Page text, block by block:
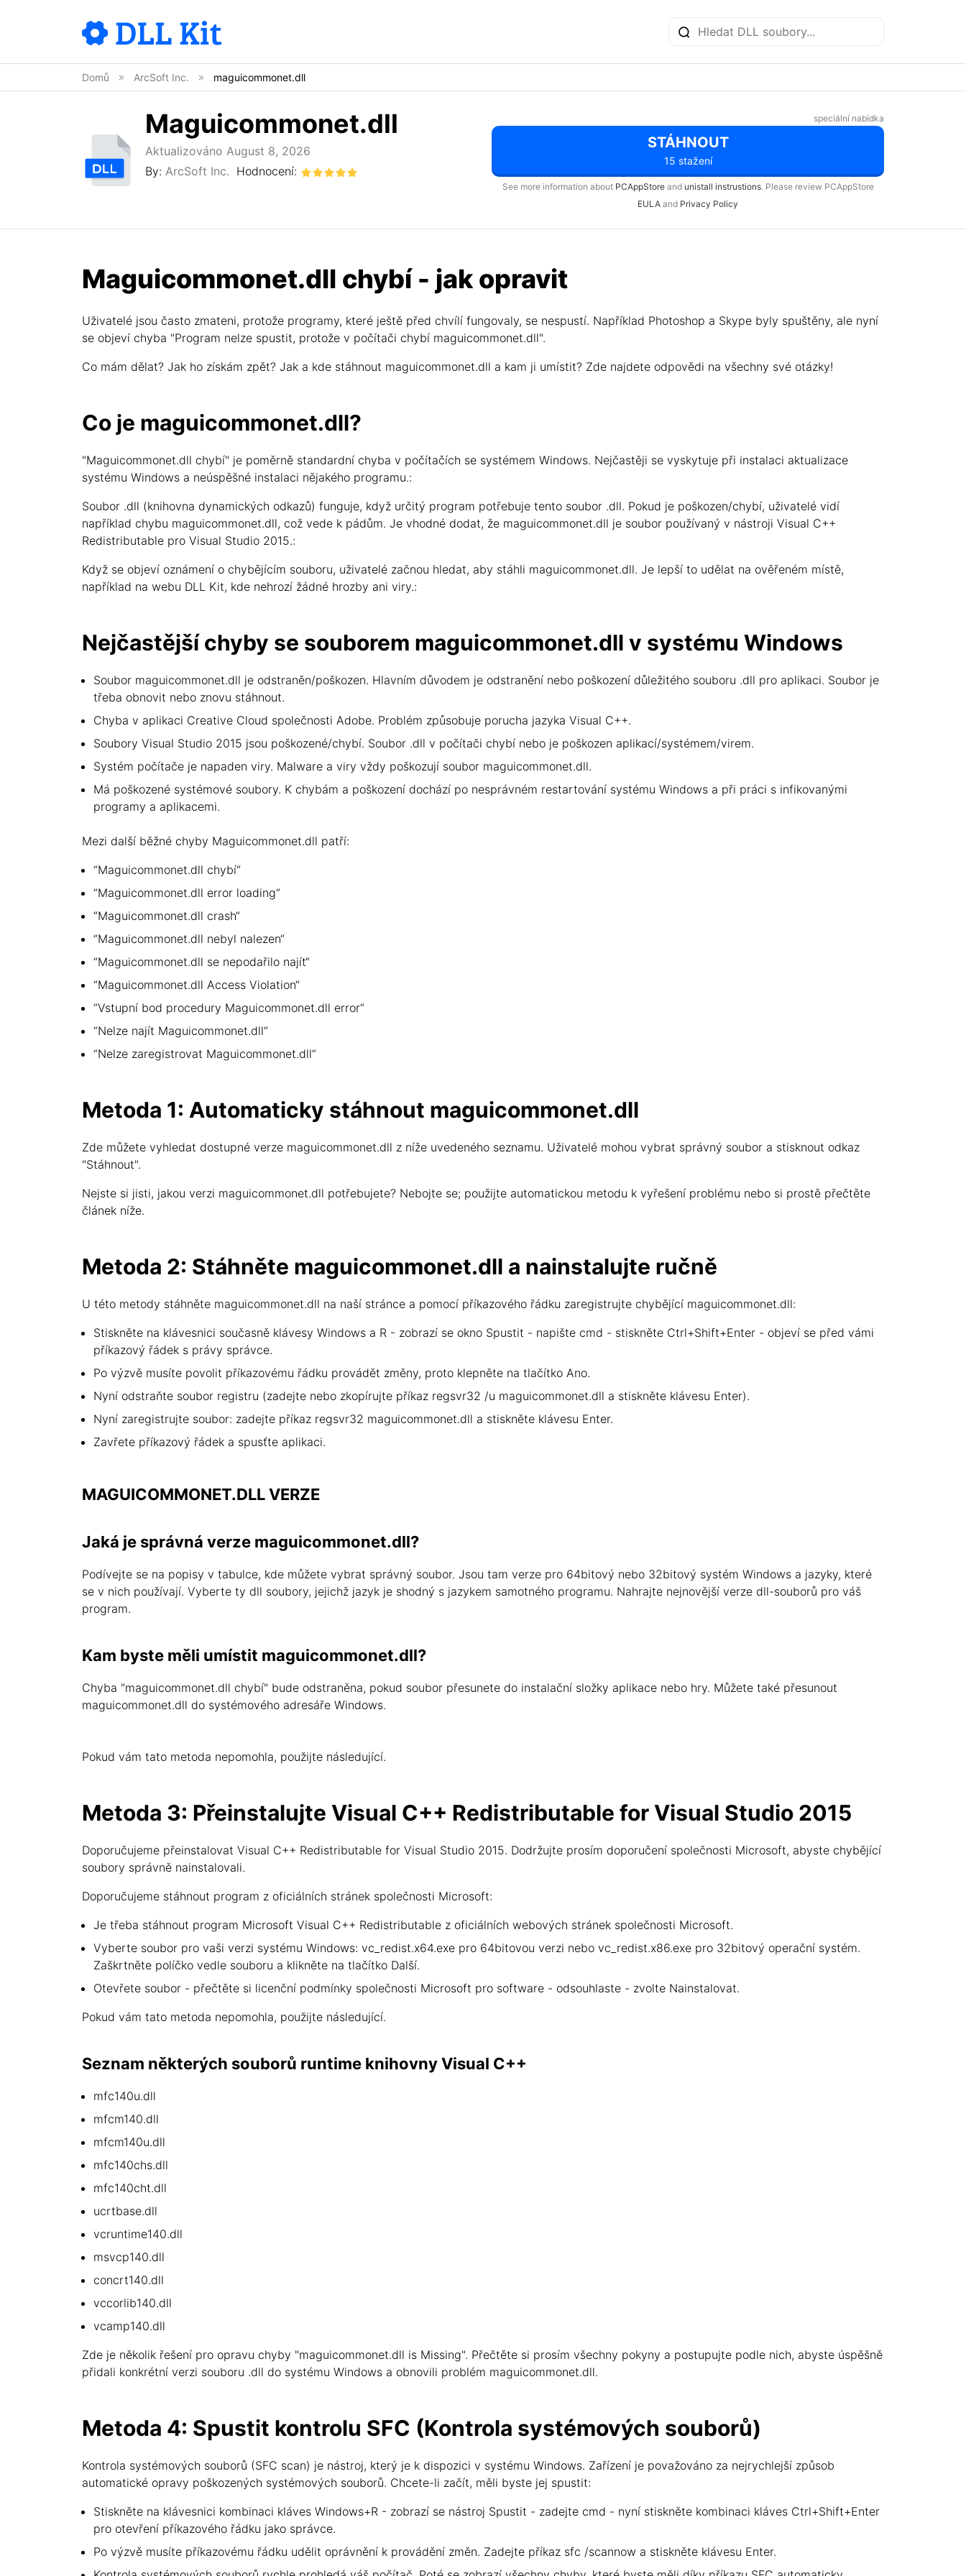
Domů ArcSoft Inc. maguicommonet.dll
Maguicommonet.dll
Aktualizováno August 8, 2026
By: ArcSoft Inc. Hodnocení:
speciální nabídka
STÁHNOUT
15 stažení
See more information about PCAppStoreand unistall instrustions. Please review PCAppStore
EULA and Privacy Policy
Maguicommonet.dll chybí - jak opravit
Uživatelé jsou často zmateni, protože programy, které ještě před chvílí fungovaly, se nespustí. Například Photoshop a Skype byly spuštěny, ale nyní
se objeví chyba "Program nelze spustit, protože v počítači chybí maguicommonet.dll".
Co mám dělat? Jak ho získám zpět? Jak a kde stáhnout maguicommonet.dll a kam ji umístit? Zde najdete odpovědi na všechny své otázky!
Co je maguicommonet.dll?
"Maguicommonet.dll chybí" je poměrně standardní chyba v počítačích se systémem Windows. Nejčastěji se vyskytuje při instalaci aktualizace
systému Windows a neúspěšné instalaci nějakého programu.:
Soubor .dll (knihovna dynamických odkazů) funguje, když určitý program potřebuje tento soubor .dll. Pokud je poškozen/chybí, uživatelé vidí
například chybu maguicommonet.dll, což vede k pádům. Je vhodné dodat, že maguicommonet.dll je soubor používaný v nástroji Visual C++
Redistributable pro Visual Studio 2015.:
Když se objeví oznámení o chybějícím souboru, uživatelé začnou hledat, aby stáhli maguicommonet.dll. Je lepší to udělat na ověřeném místě,
například na webu DLL Kit, kde nehrozí žádné hrozby ani viry.:
Nejčastější chyby se souborem maguicommonet.dll v systému Windows
Soubor maguicommonet.dll je odstraněn/poškozen. Hlavním důvodem je odstranění nebo poškození důležitého souboru .dll pro aplikaci. Soubor je
třeba obnovit nebo znovu stáhnout.
Chyba v aplikaci Creative Cloud společnosti Adobe. Problém způsobuje porucha jazyka Visual C++.
Soubory Visual Studio 2015 jsou poškozené/chybí. Soubor .dll v počítači chybí nebo je poškozen aplikací/systémem/virem.
Systém počítače je napaden viry. Malware a viry vždy poškozují soubor maguicommonet.dll.
Má poškozené systémové soubory. K chybám a poškození dochází po nesprávném restartování systému Windows a při práci s infikovanými
programy a aplikacemi.
Mezi další běžné chyby Maguicommonet.dll patří:
“Maguicommonet.dll chybí“
“Maguicommonet.dll error loading“
“Maguicommonet.dll crash“
“Maguicommonet.dll nebyl nalezen“
“Maguicommonet.dll se nepodařilo najít“
“Maguicommonet.dll Access Violation“
“Vstupní bod procedury Maguicommonet.dll error“
“Nelze najít Maguicommonet.dll“
“Nelze zaregistrovat Maguicommonet.dll“
Metoda 1: Automaticky stáhnout maguicommonet.dll
Zde můžete vyhledat dostupné verze maguicommonet.dll z níže uvedeného seznamu. Uživatelé mohou vybrat správný soubor a stisknout odkaz
"Stáhnout".
Nejste si jisti, jakou verzi maguicommonet.dll potřebujete? Nebojte se; použijte automatickou metodu k vyřešení problému nebo si prostě přečtěte
článek níže.
Metoda 2: Stáhněte maguicommonet.dll a nainstalujte ručně
U této metody stáhněte maguicommonet.dll na naší stránce a pomocí příkazového řádku zaregistrujte chybějící maguicommonet.dll:
Stiskněte na klávesnici současně klávesy Windows a R - zobrazí se okno Spustit - napište cmd - stiskněte Ctrl+Shift+Enter - objeví se před vámi
příkazový řádek s právy správce.
Po výzvě musíte povolit příkazovému řádku provádět změny, proto klepněte na tlačítko Ano.
Nyní odstraňte soubor registru (zadejte nebo zkopírujte příkaz regsvr32 /u maguicommonet.dll a stiskněte klávesu Enter).
Nyní zaregistrujte soubor: zadejte příkaz regsvr32 maguicommonet.dll a stiskněte klávesu Enter.
Zavřete příkazový řádek a spusťte aplikaci.
MAGUICOMMONET.DLL VERZE
Jaká je správná verze maguicommonet.dll?
Podívejte se na popisy v tabulce, kde můžete vybrat správný soubor. Jsou tam verze pro 64bitový nebo 32bitový systém Windows a jazyky, které
se v nich používají. Vyberte ty dll soubory, jejichž jazyk je shodný s jazykem samotného programu. Nahrajte nejnovější verze dll-souborů pro váš
program.
Kam byste měli umístit maguicommonet.dll?
Chyba "maguicommonet.dll chybí" bude odstraněna, pokud soubor přesunete do instalační složky aplikace nebo hry. Můžete také přesunout
maguicommonet.dll do systémového adresáře Windows.
Pokud vám tato metoda nepomohla, použijte následující.
Metoda 3: Přeinstalujte Visual C++ Redistributable for Visual Studio 2015
Doporučujeme přeinstalovat Visual C++ Redistributable for Visual Studio 2015. Dodržujte prosím doporučení společnosti Microsoft, abyste chybějící
soubory správně nainstalovali.
Doporučujeme stáhnout program z oficiálních stránek společnosti Microsoft:
Je třeba stáhnout program Microsoft Visual C++ Redistributable z oficiálních webových stránek společnosti Microsoft.
Vyberte soubor pro vaši verzi systému Windows: vc_redist.x64.exe pro 64bitovou verzi nebo vc_redist.x86.exe pro 32bitový operační systém.
Zaškrtněte políčko vedle souboru a klikněte na tlačítko Další.
Otevřete soubor - přečtěte si licenční podmínky společnosti Microsoft pro software - odsouhlaste - zvolte Nainstalovat.
Pokud vám tato metoda nepomohla, použijte následující.
Seznam některých souborů runtime knihovny Visual C++
mfc140u.dll
mfcm140.dll
mfcm140u.dll
mfc140chs.dll
mfc140cht.dll
ucrtbase.dll
vcruntime140.dll
msvcp140.dll
concrt140.dll
vccorlib140.dll
vcamp140.dll
Zde je několik řešení pro opravu chyby "maguicommonet.dll is Missing". Přečtěte si prosím všechny pokyny a postupujte podle nich, abyste úspěšně
přidali konkrétní verzi souboru .dll do systému Windows a obnovili problém maguicommonet.dll.
Metoda 4: Spustit kontrolu SFC (Kontrola systémových souborů)
Kontrola systémových souborů (SFC scan) je nástroj, který je k dispozici v systému Windows. Zařízení je považováno za nejrychlejší způsob
automatické opravy poškozených systémových souborů. Chcete-li začít, měli byste jej spustit:
Stiskněte na klávesnici kombinaci kláves Windows+R - zobrazí se nástroj Spustit - zadejte cmd - nyní stiskněte kombinaci kláves Ctrl+Shift+Enter
pro otevření příkazového řádku jako správce.
Po výzvě musíte příkazovému řádku udělit oprávnění k provádění změn. Zadejte příkaz sfc /scannow a stiskněte klávesu Enter.